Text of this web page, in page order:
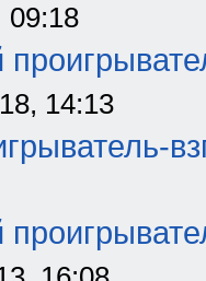
09:18
14:13